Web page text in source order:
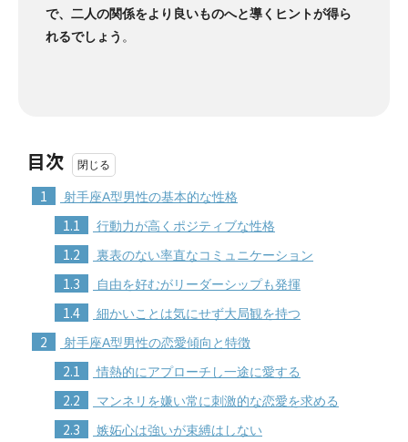
で、二人の関係をより良いものへと導くヒントが得ら
れるでしょう 。
目次
1 射手座A型男性の基本的な性格
1.1 行動力が高くポジティブな性格
1.2 裏表のない率直なコミュニケーション
1.3 自由を好むがリーダーシップも発揮
1.4 細かいことは気にせず大局観を持つ
2 射手座A型男性の恋愛傾向と特徴
2.1 情熱的にアプローチし一途に愛する
2.2 マンネリを嫌い常に刺激的な恋愛を求める
2.3 嫉妬心は強いが束縛はしない